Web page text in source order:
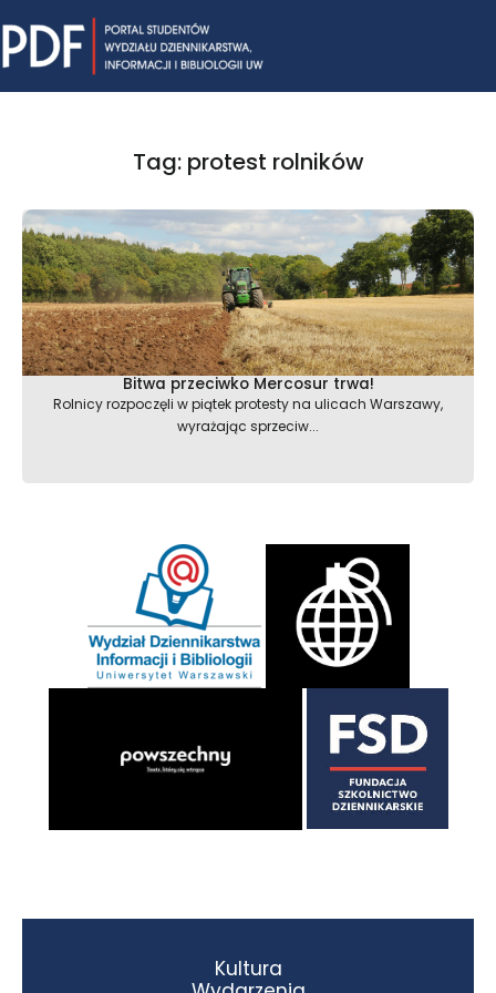
to
content
Tag: protest rolników
Bitwa przeciwko Mercosur trwa!
Rolnicy rozpoczęli w piątek protesty na ulicach Warszawy,
wyrażając sprzeciw...
Kultura